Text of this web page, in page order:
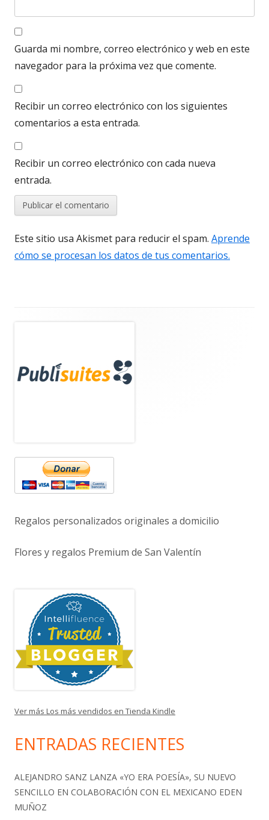
Guarda mi nombre, correo electrónico y web en este
navegador para la próxima vez que comente.
Recibir un correo electrónico con los siguientes
comentarios a esta entrada.
Recibir un correo electrónico con cada nueva
entrada.
Este sitio usa Akismet para reducir el spam. Aprende
cómo se procesan los datos de tus comentarios.
lateral
principal
Regalos personalizados originales a domicilio
Flores y regalos Premium de San Valentín
Ver más Los más vendidos en Tienda Kindle
ENTRADAS RECIENTES
ALEJANDRO SANZ LANZA «YO ERA POESÍA», SU NUEVO
SENCILLO EN COLABORACIÓN CON EL MEXICANO EDEN
MUÑOZ